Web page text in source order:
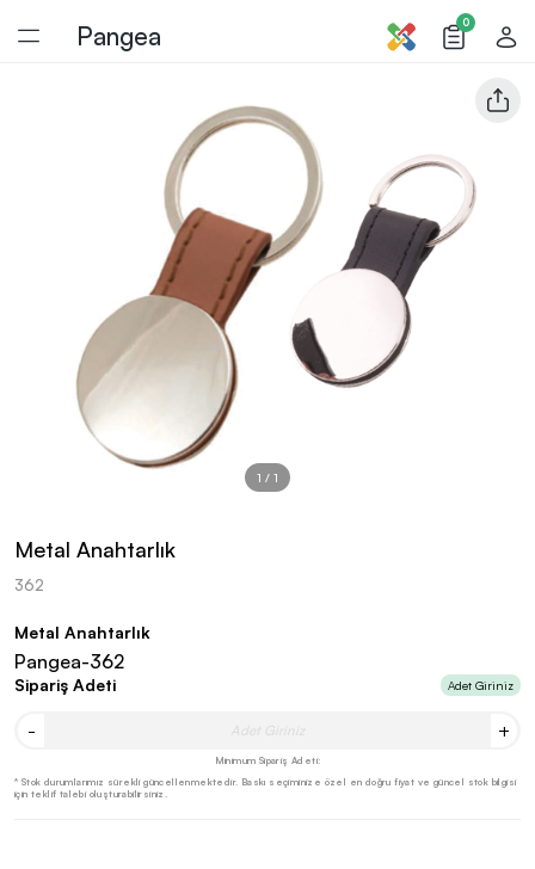
Pangea 0
Metal Anahtarlık
362
1 / 1
Metal Anahtarlık
Pangea-362
Sipariş Adeti Adet Giriniz
- +
Minimum Sipariş Adeti:
* Stok durumlarımız sürekli güncellenmektedir. Baskı seçiminize özel en doğru fiyat ve güncel stok bilgisi
için teklif talebi oluşturabilirsiniz.